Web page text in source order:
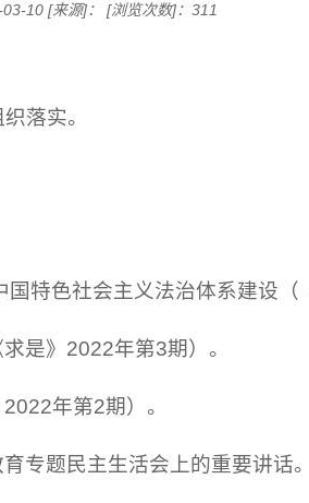
03-10 [来源]： [浏览次数]： 311
落实。
特色社会主义法治体系建设（
是》2022年第3期）。
年第2期）。
专题民主生活会上的重要讲话。